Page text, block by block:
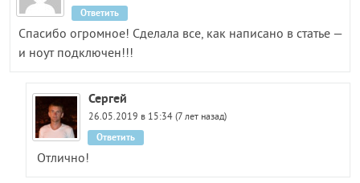
Спасибо огромное! Сделала все, как написано в статье —
и ноут подключен!!!
Ответить
Сергей
26.05.2019 в 15:34 (7 лет назад)
Отлично!
Ответить